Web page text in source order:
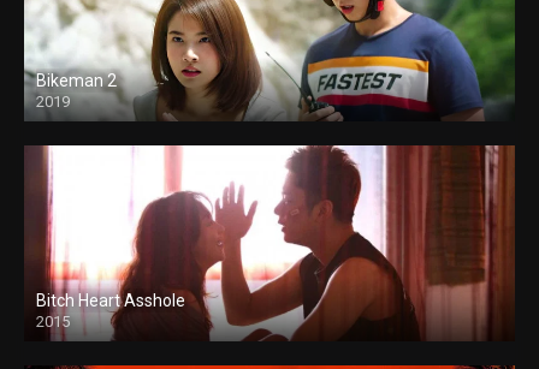
Bikeman 2
2019
Bitch Heart Asshole
2015